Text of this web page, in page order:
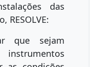
das
RESOLVE:
que sejam